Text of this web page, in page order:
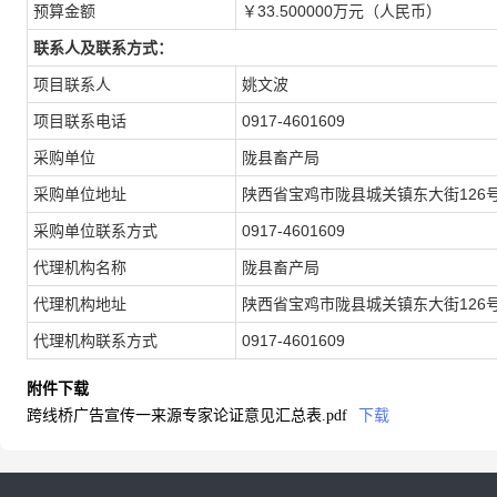
预算金额 ￥33.500000万元（人民币）
联系人及联系方式：
项目联系人 姚文波
项目联系电话 0917-4601609
采购单位 陇县畜产局
采购单位地址 陕西省宝鸡市陇县城关镇东大街126
采购单位联系方式 0917-4601609
代理机构名称 陇县畜产局
代理机构地址 陕西省宝鸡市陇县城关镇东大街126
代理机构联系方式 0917-4601609
附件下载
跨线桥广告宣传一来源专家论证意见汇总表.pdf
下载